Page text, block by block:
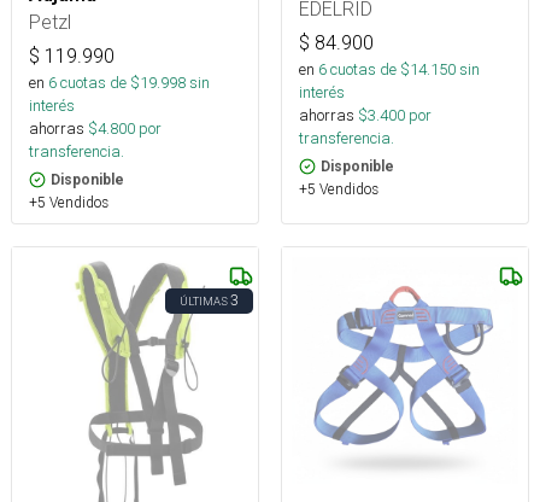
Petzl
$ 119.990
en 6cuotas de $19.998sin
interés
ahorras $4.800 por
transferencia.
Disponible
+5 Vendidos
EDELRID
$ 84.900
en 6cuotas de $14.150sin
interés
ahorras $3.400 por
transferencia.
Disponible
+5 Vendidos
ÚLTIMAS3